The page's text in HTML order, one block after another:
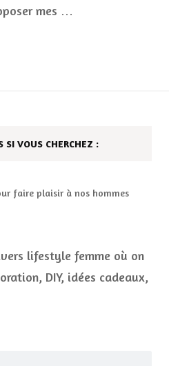
mes …
SI VOUS CHERCHEZ :
faire plaisir à nos hommes
lifestyle femme où on
DIY, idées cadeaux,